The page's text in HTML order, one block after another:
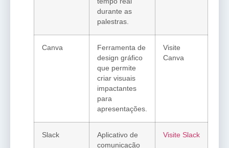
durante as
palestras.
Canva
Ferramenta de
design gráfico
que permite
criar visuais
impactantes
para
apresentações.
Visite
Canva
Slack
Aplicativo de
comunicação
Visite Slack